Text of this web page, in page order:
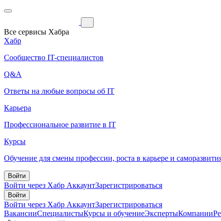
Все сервисы Хабра
Хабр
Сообщество IT-специалистов
Q&A
Ответы на любые вопросы об IT
Карьера
Профессиональное развитие в IT
Курсы
Обучение для смены профессии, роста в карьере и
Войти
Войти через Хабр АккаунтЗарегистрироваться
Войти
Войти через Хабр АккаунтЗарегистрироваться
ВакансииСпециалистыКурсы и обучениеЭкспертыКомпании